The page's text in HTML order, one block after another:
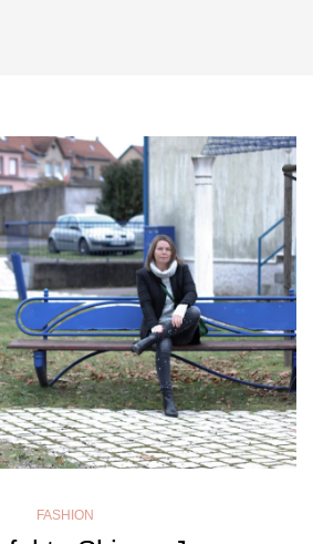
FASHION